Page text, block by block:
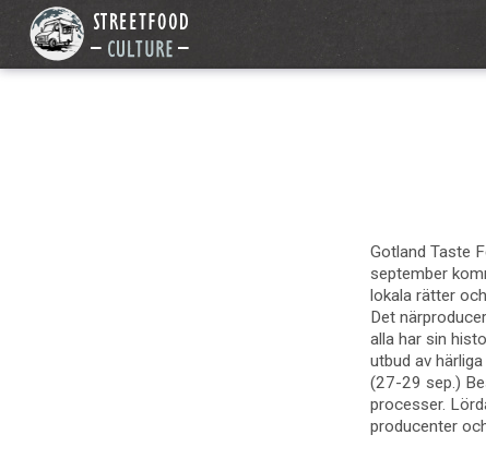
Gotland Taste
september
lokala rätter
Det
alla har sin
utbud av
(27-29 sep.)
processer.
producenter